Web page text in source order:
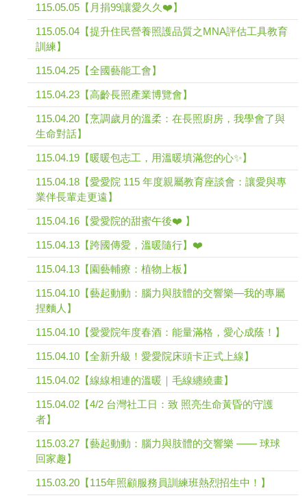
115.05.05【月捐99讓愛久久❤️】
115.05.04【提升住民營養照護品質之MNA評估工具教育
訓練】
115.04.25【全國藝能工會】
115.04.23【高齡長照產業博覽會】
115.04.20【烹調歲月的溫柔：在長照廚房，我學會了與
生命對話】
115.04.19【暖暖包志工，用溫暖填滿您的心✨】
115.04.18【愛愛院 115 年度親屬教育座談會：讓愛與專
業伴長輩走更遠】
115.04.16【愛愛院的甜蜜午後❤️ 】
115.04.13【跨國傳愛，溫暖隨行】❤️
115.04.13【園藝輔療：植物上板】
115.04.10【藝起動動：腦力與肢體的交響樂—我的專屬
捏麵人】
115.04.10【愛愛院年度春酒：能量滿格，愛心成蔭！】
115.04.10【全新升級！愛愛院床頭卡正式上線】
115.04.02【線線相連的溫暖｜毛線纏繞畫】
115.04.02【4/2 台灣社工日：致 照亮生命黃昏的守護
者】
115.03.27【藝起動動：腦力與肢體的交響樂 —— 球球
回家趣】
115.03.20【115年照顧服務員訓練班熱烈招生中！】